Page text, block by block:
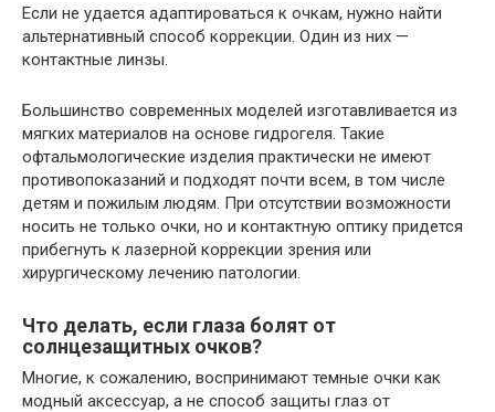
Если не удается адаптироваться к очкам, нужно найти
альтернативный способ коррекции. Один из них —
контактные линзы.
Большинство современных моделей изготавливается из
мягких материалов на основе гидрогеля. Такие
офтальмологические изделия практически не имеют
противопоказаний и подходят почти всем, в том числе
детям и пожилым людям. При отсутствии возможности
носить не только очки, но и контактную оптику придется
прибегнуть к лазерной коррекции зрения или
хирургическому лечению патологии.
Что делать, если глаза болят от
солнцезащитных очков?
Многие, к сожалению, воспринимают темные очки как
модный аксессуар, а не способ защиты глаз от